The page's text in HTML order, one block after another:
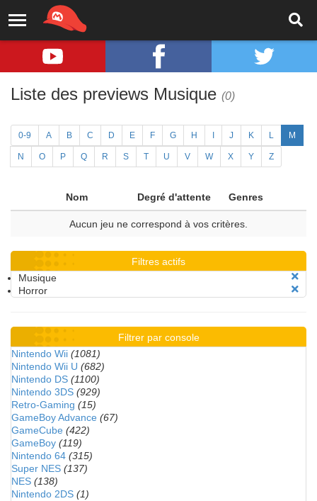
Liste des previews Musique (0)
0-9 A B C D E F G H J K L M
N O P Q R S T U V W X Y Z
Nom Degré d'attente Genres
Aucun jeu ne correspond à vos critères.
Filtres actifs
Musique
Horror
Filtrer par console
Nintendo Wii (1081)
Nintendo Wii U (682)
Nintendo DS (1100)
Nintendo 3DS (929)
Retro-Gaming (15)
GameBoy Advance (67)
GameCube (422)
GameBoy (119)
Nintendo 64 (315)
Super NES (137)
NES (138)
Nintendo 2DS (1)